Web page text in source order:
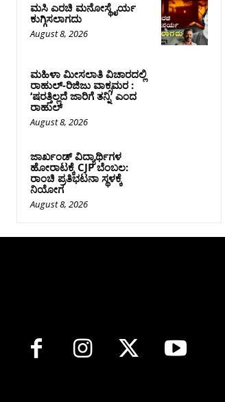
ಮಸಿ ಎರಚಿ ಮನೋಸ್ಥೈರ್ಯ
ಕುಗ್ಗಿಸಲಾಗದು
August 8, 2026
ಮಹಿಳಾ ಮೀಸಲಾತಿ ವಿಚಾರದಲ್ಲಿ
ರಾಹುಲ್‌-ರಿಜಿಜು ವಾಕ್ಸಮರ :
‘ಷರತ್ತಿಲ್ಲದೆ ಜಾರಿಗೆ ತನ್ನಿ’ ಎಂದ
ರಾಹುಲ್‌
August 8, 2026
ಜಾರ್ಖಂಡ್‌ ವಿದ್ಯಾರ್ಥಿಗಳ
ಹೋರಾಟಕ್ಕೆ CJP ಬೆಂಬಲ:
ರಾಂಚಿ ಪ್ರತಿಭಟನಾ ಸ್ಥಳಕ್ಕೆ
ನಿಯೋಗ
August 8, 2026